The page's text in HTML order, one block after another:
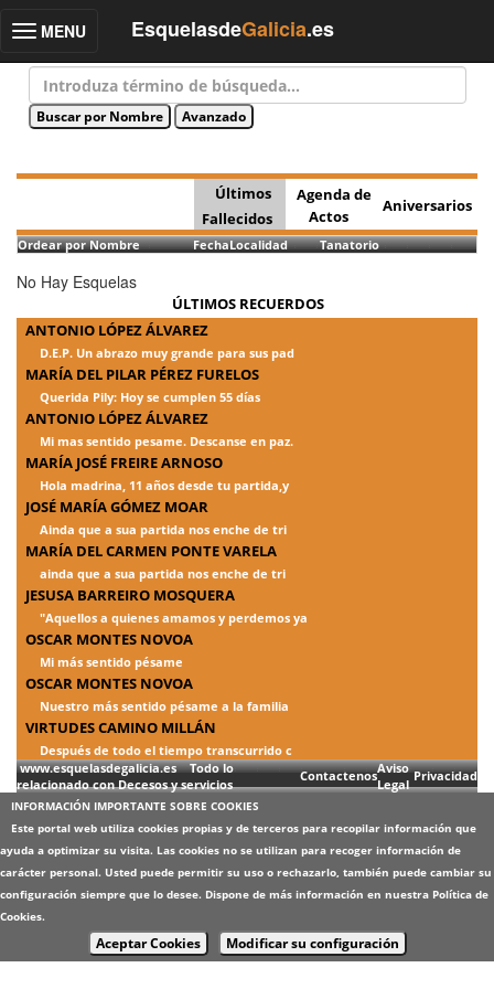
Toggle
MENU EsquelasdeGalicia.es
Últimos
Fallecidos
Agenda de
Actos
Aniversarios
Ordear por Nombre FechaLocalidad Tanatorio
No Hay Esquelas
ÚLTIMOS RECUERDOS
ANTONIO LÓPEZ ÁLVAREZ
D.E.P. Un abrazo muy grande para sus pad
MARÍA DEL PILAR PÉREZ FURELOS
Querida Pily: Hoy se cumplen 55 días
ANTONIO LÓPEZ ÁLVAREZ
Mi mas sentido pesame. Descanse en paz.
MARÍA JOSÉ FREIRE ARNOSO
Hola madrina, 11 años desde tu partida,y
JOSÉ MARÍA GÓMEZ MOAR
Ainda que a sua partida nos enche de tri
MARÍA DEL CARMEN PONTE VARELA
ainda que a sua partida nos enche de tri
JESUSA BARREIRO MOSQUERA
"Aquellos a quienes amamos y perdemos ya
OSCAR MONTES NOVOA
Mi más sentido pésame
OSCAR MONTES NOVOA
Nuestro más sentido pésame a la familia
VIRTUDES CAMINO MILLÁN
Después de todo el tiempo transcurrido c
www.esquelasdegalicia.es Todo lo
relacionado con Decesos y servicios
ContactenosAviso
Legal
Privacidad
INFORMACIÓN IMPORTANTE SOBRE COOKIES
Este portal web utiliza cookies propias y de terceros para recopilar información que
ayuda a optimizar su visita. Las cookies no se utilizan para recoger información de
carácter personal. Usted puede permitir su uso o rechazarlo, también puede cambiar su
configuración siempre que lo desee. Dispone de más información en nuestra Política de
Cookies.